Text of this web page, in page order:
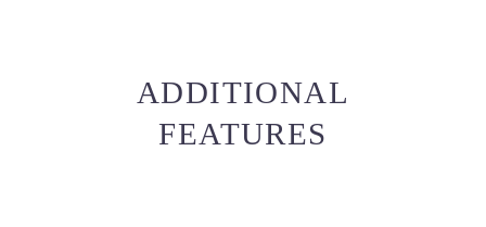
ADDITIONAL
FEATURES